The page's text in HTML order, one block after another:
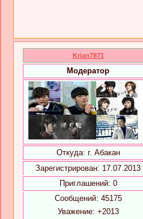
Krian7871
Модератор
Откуда: г. Абакан
Зарегистрирован: 17.07.2013
Приглашений: 0
Сообщений: 45175
Уважение: +2013